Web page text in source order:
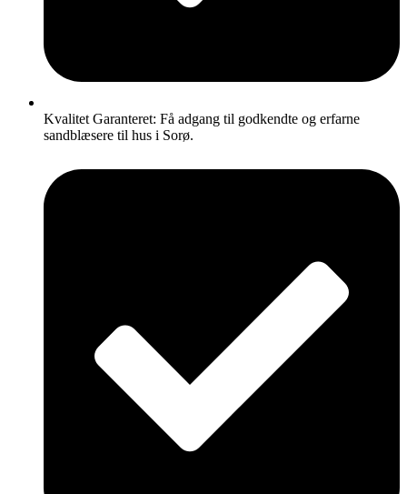
Kvalitet Garanteret: Få adgang til godkendte og erfarne
sandblæsere til hus i Sorø.